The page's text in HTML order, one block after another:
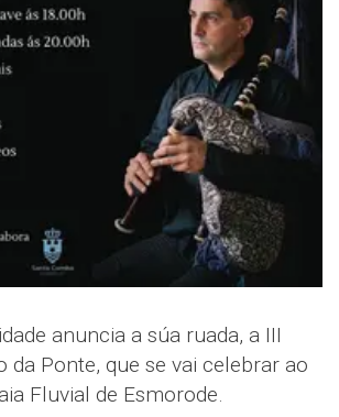
anuncia a súa ruada, a III
da Ponte, que se vai celebrar ao
Fluvial de Esmorode.